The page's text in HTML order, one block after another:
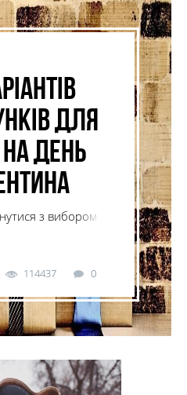
для
День
з вибором
на День всіх
ідей.
114437 0